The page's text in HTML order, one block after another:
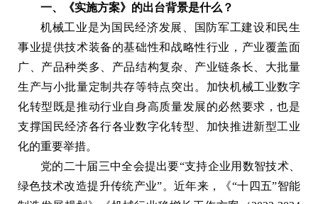
一、《实施方案》的出台背景是什么？
机械工业是为国民经济发展、国防军工建设和民生
事业提供技术装备的基础性和战略性行业，产业覆盖面
广、产品种类多、产品结构复杂、产业链条长、大批量
生产与小批量定制共存等特点突出。加快机械工业数字
化转型既是推动行业自身高质量发展的必然要求，也是
支撑国民经济各行各业数字化转型、加快推进新型工业
化的重要举措。
党的二十届三中全会提出要“支持企业用数智技术、
绿色技术改造提升传统产业”。近年来，《“十四五”智能